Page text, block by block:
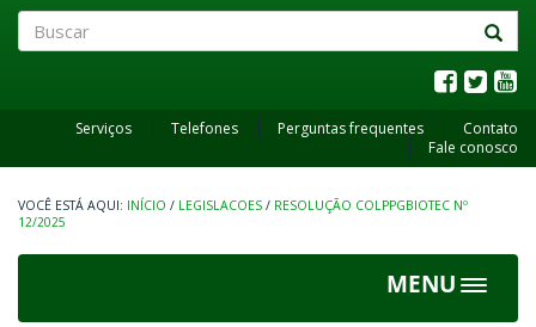
Serviços Telefones Perguntas frequentes
Contato
Fale conosco
INÍCIO / LEGISLACOES / RESOLUÇÃO COLPPGBIOTEC Nº
12/2025
MENU
Toggle